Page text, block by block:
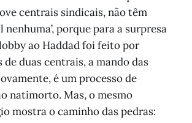
centrais sindicais, não têm
porque para a surpresa
ao Haddad foi feito por
duas centrais, a mando das
é um processo de
natimorto. Mas, o mesmo
mostra o caminho das pedras: